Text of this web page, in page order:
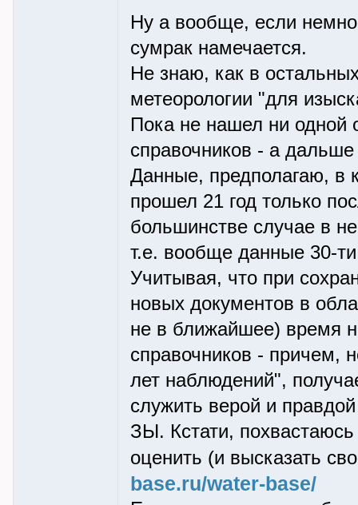
Ну а вообще, если
сумрак намечается.
Не знаю, как в
метеорологии "для
Пока не нашел ни одной
справочников - а
Данные, предполагаю, в
прошел 21 год только
большинстве случае в
т.е. вообще данные 30-
Учитывая, что при
новых документов в
не в ближайшее) время
справочников - причем,
лет наблюдений",
служить верой и
ЗЫ. Кстати,
оценить (и высказать
base.ru/water-base/